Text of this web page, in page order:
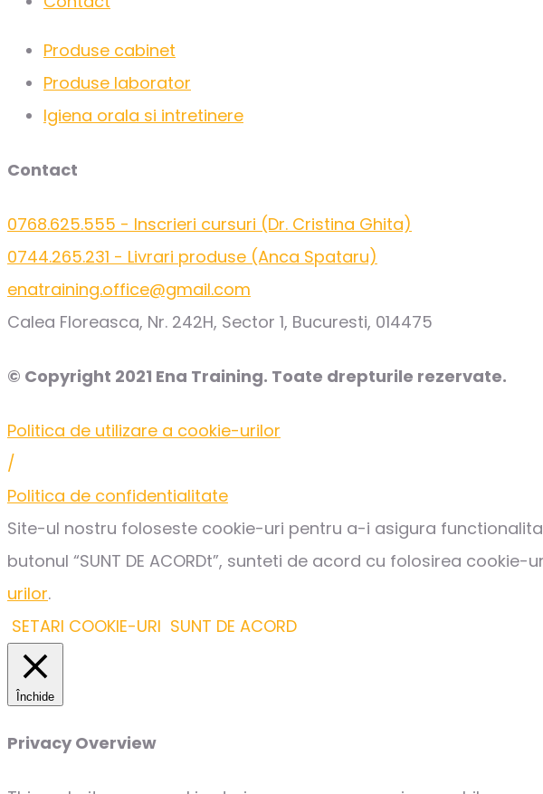
Produse cabinet
Produse laborator
Igiena orala si intretinere
Contact
0768.625.555 - Inscrieri cursuri (Dr. Cristina Ghita)
0744.265.231 - Livrari produse (Anca Spataru)
enatraining.office@gmail.com
Calea Floreasca, Nr. 242H, Sector 1, Bucuresti, 014475
© Copyright 2021 Ena Training. Toate drepturile rezervate.
Politica de utilizare a cookie-urilor
/
Politica de confidentialitate
Site-ul nostru foloseste cookie-uri pentru a-i asigura
butonul “SUNT DE ACORDt”, sunteti de acord cu folosirea cookie-
urilor.
SETARI COOKIE-URI SUNT DE ACORD
Închide
Privacy Overview